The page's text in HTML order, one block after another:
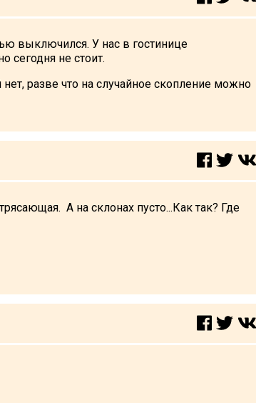
выключился. У нас в гостинице
сегодня не стоит.
разве что на случайное скопление можно
А на склонах пусто...Как так? Где